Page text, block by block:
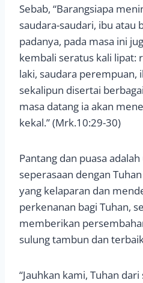
Sebab, “Barangsiapa
saudara-saudari, ibu atau
padanya, pada masa ini
kembali seratus kali lipat:
laki, saudara perempuan,
sekalipun disertai
masa datang ia akan
kekal.” (Mrk.10:29-30)
Pantang dan puasa
seperasaan dengan
yang kelaparan dan
perkenanan bagi Tuhan,
memberikan
sulung tambun dan
“Jauhkan kami, Tuhan